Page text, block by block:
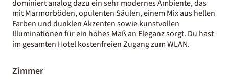
dominiert analog dazu ein sehr modernes Ambiente, das
mit Marmorböden, opulenten Säulen, einem Mix aus hellen
Farben und dunklen Akzenten sowie kunstvollen
Illuminationen für ein hohes Maß an Eleganz sorgt. Du hast
im gesamten Hotel kostenfreien Zugang zum WLAN.
Zimmer